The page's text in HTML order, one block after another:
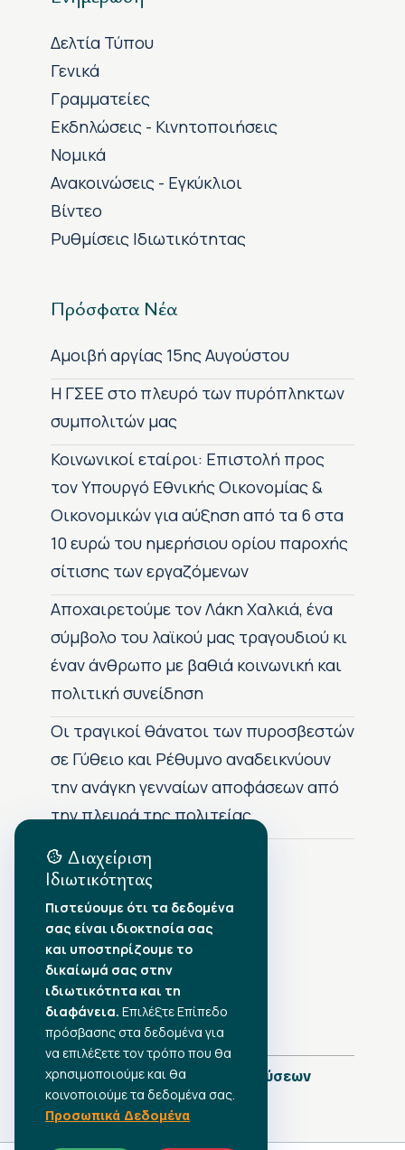
Δελτία Τύπου
Γενικά
Γραμματείες
Εκδηλώσεις - Κινητοποιήσεις
Νομικά
Ανακοινώσεις - Εγκύκλιοι
Βίντεο
Ρυθμίσεις Ιδιωτικότητας
Πρόσφατα Νέα
Αμοιβή αργίας 15ης Αυγούστου
H ΓΣΕΕ στο πλευρό των πυρόπληκτων
συμπολιτών μας
Κοινωνικοί εταίροι: Επιστολή προς
τον Υπουργό Εθνικής Οικονομίας &
Οικονομικών για αύξηση από τα 6 στα
10 ευρώ του ημερήσιου ορίου παροχής
σίτισης των εργαζόμενων
Αποχαιρετούμε τον Λάκη Χαλκιά, ένα
σύμβολο του λαϊκού μας τραγουδιού κι
έναν άνθρωπο με βαθιά κοινωνική και
πολιτική συνείδηση
Οι τραγικοί θάνατοι των πυροσβεστών
σε Γύθειο και Ρέθυμνο αναδεικνύουν
την ανάγκη γενναίων αποφάσεων από
την πλευρά της πολιτείας
Αρχείο Δημοσιεύσεων
•Αύγουστος 2026
•Ιούλιος 2026
•Ιούνιος 2026
•Μάιος 2026
•Απρίλιος 2026
•Μάρτιος 2026
Πλήρες Ημερολόγιο Δημοσιεύσεων
Διαχείριση
Ιδιωτικότητας
Πιστεύουμε ότι τα δεδομένα
σας είναι ιδιοκτησία σας
και υποστηρίζουμε το
δικαίωμά σας στην
ιδιωτικότητα και τη
διαφάνεια. Επιλέξτε Επίπεδο
πρόσβασης στα δεδομένα για
να επιλέξετε τον τρόπο που θα
χρησιμοποιούμε και θα
κοινοποιούμε τα δεδομένα σας.
Προσωπικά Δεδομένα